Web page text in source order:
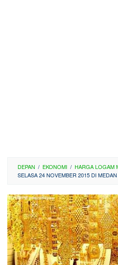
DEPAN / EKONOMI / HARGA LOGAM
SELASA 24 NOVEMBER 2015 DI